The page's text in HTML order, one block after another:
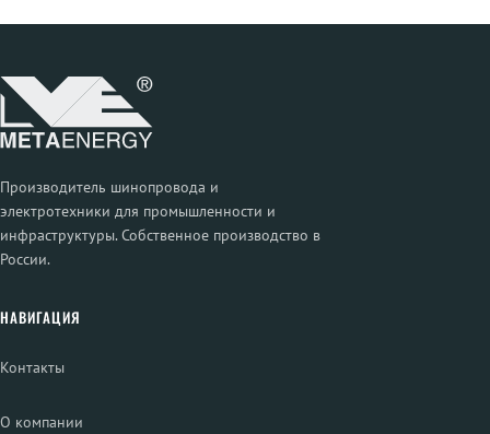
Производитель шинопровода и
электротехники для промышленности и
инфраструктуры. Собственное производство в
России.
НАВИГАЦИЯ
Контакты
О компании